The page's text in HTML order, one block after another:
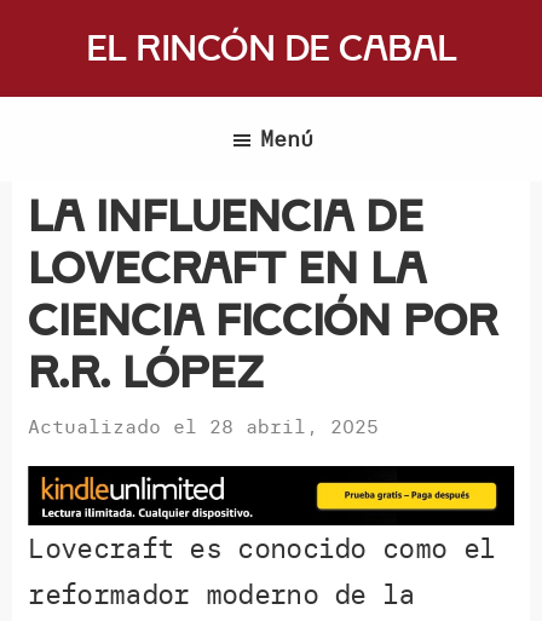
El Rincón de Cabal
reúnen
hablar
ciencia
ficción
Menú
La influencia de
Lovecraft en la
ciencia ficción por
R.R. López
Actualizado el 28 abril, 2025
Lovecraft es conocido como el
reformador moderno de la